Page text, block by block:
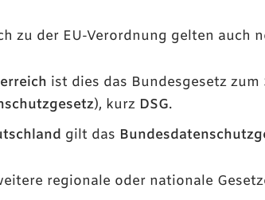
zu der EU-Verordnung gelten auch
ist dies das Bundesgesetz
), kurz DSG.
gilt das
regionale oder nationale